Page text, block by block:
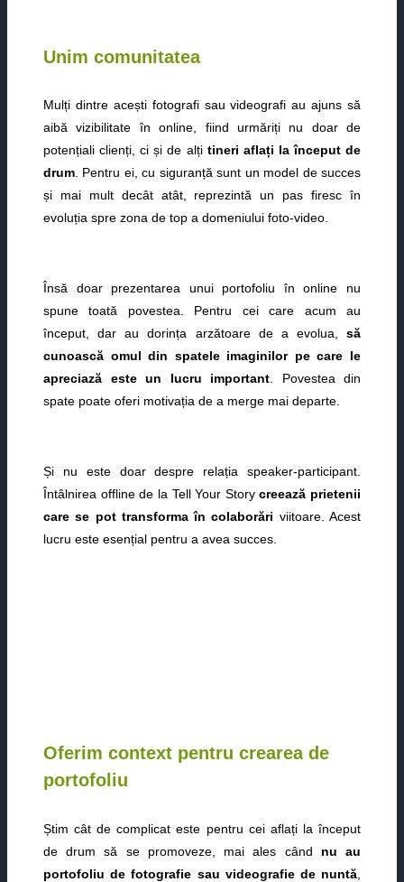
Unim comunitatea
Mulți dintre acești fotografi sau videografi au ajuns să
aibă vizibilitate în online, fiind urmăriți nu doar de
potențiali clienți, ci și de alți tineri aflați la început de
drum. Pentru ei, cu siguranță sunt un model de succes
și mai mult decât atât, reprezintă un pas firesc în
evoluția spre zona de top a domeniului foto-video.
Însă doar prezentarea unui portofoliu în online nu
spune toată povestea. Pentru cei care acum au
început, dar au dorința arzătoare de a evolua, să
cunoască omul din spatele imaginilor pe care le
apreciază este un lucru important. Povestea din
spate poate oferi motivația de a merge mai departe.
Și nu este doar despre relația speaker-participant.
Întâlnirea offline de la Tell Your Storycreează prietenii
care se pot transforma în colaborări viitoare. Acest
lucru este esențial pentru a avea succes.
Oferim context pentru crearea de
portofoliu
Știm cât de complicat este pentru cei aflați la început
de drum să se promoveze, mai ales când nu au
portofoliu de fotografie sau videografie de nuntă